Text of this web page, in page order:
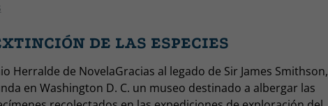
DE LAS ESPECIES
Herralde de NovelaGracias al legado de Sir James Smithson,
en Washington D. C. un museo destinado a albergar las